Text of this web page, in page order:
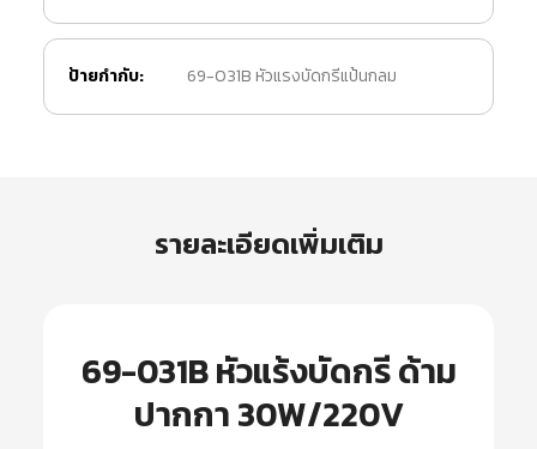
ป้ายกำกับ: 69-031B หัวแรงบัดกรีแป้นกลม
รายละเอียดเพิ่มเติม
69-031B หัวแร้งบัดกรี ด้าม
ปากกา 30W/220V